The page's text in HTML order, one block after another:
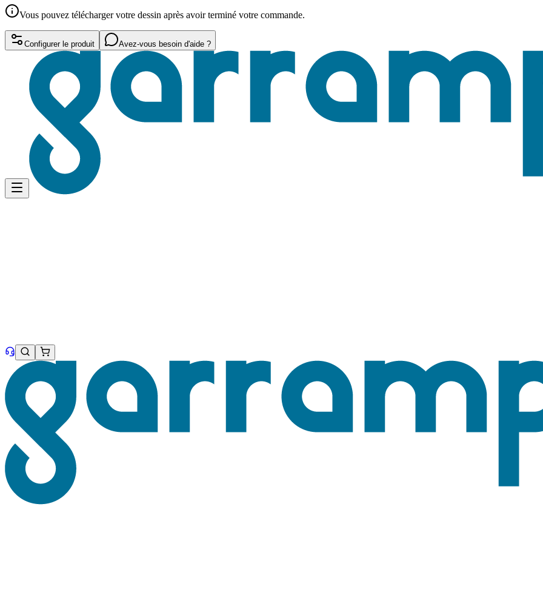
Vous pouvez télécharger votre dessin après avoir terminé votre commande.
Configurer le produit Avez-vous besoin d'aide ?